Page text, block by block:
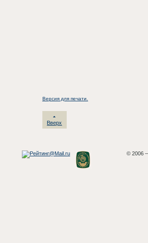
Версия для печати.
Вверх
© 2006